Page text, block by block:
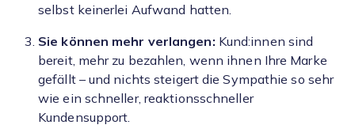
selbst keinerlei Aufwand hatten.
Sie können mehr verlangen: Kund:innen sind
bereit, mehr zu bezahlen, wenn ihnen Ihre Marke
gefällt – und nichts steigert die Sympathie so sehr
wie ein schneller, reaktionsschneller
Kundensupport.